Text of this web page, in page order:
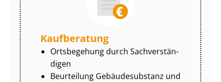
Kaufberatung
Ortsbegehung durch Sach­ver­stän­
di­gen
Beurteilung Gebäudesubstanz und